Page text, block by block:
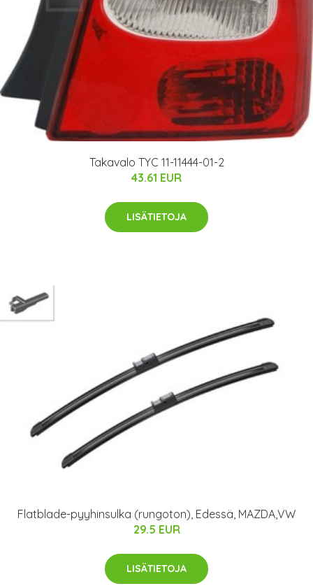
Takavalo TYC 11-11444-01-2
43.61 EUR
LISÄTIETOJA
Flatblade-pyyhinsulka (rungoton), Edessä, MAZDA,VW
29.5 EUR
LISÄTIETOJA